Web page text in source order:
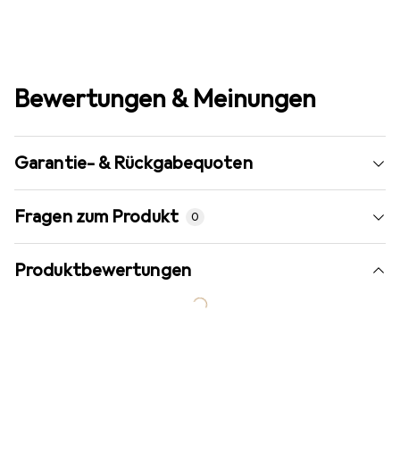
Bewertungen & Meinungen
Garantie- & Rückgabequoten
Fragen zum Produkt 0
Produktbewertungen